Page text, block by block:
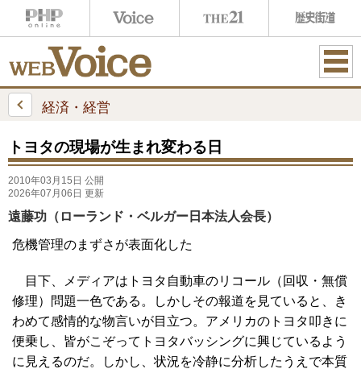
ME
経済・経営
トヨタの現場が生まれ変わる日
2010年03月15日 公開
2026年07月06日 更新
遠藤功（ローランド・ベルガー日本法人会長）
危機管理のまずさが表面化した
目下、メディアはトヨタ自動車のリコール（回収・無償
修理）問題一色である。しかしその報道を見ていると、き
わめて感情的な物言いが目立つ。アメリカのトヨタ叩きに
便乗し、皆がこぞってトヨタバッシングに興じているよう
に見えるのだ。しかし、状況を冷静に分析したうえで本質